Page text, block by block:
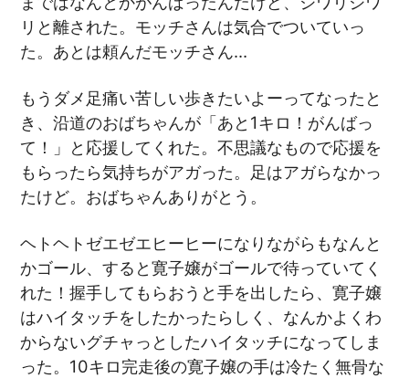
リと離された。モッチさんは気合でついていっ
た。あとは頼んだモッチさん…
もうダメ足痛い苦しい歩きたいよーってなったと
き、沿道のおばちゃんが「あと1キロ！がんばっ
て！」と応援してくれた。不思議なもので応援を
もらったら気持ちがアガった。足はアガらなかっ
たけど。おばちゃんありがとう。
ヘトヘトゼエゼエヒーヒーになりながらもなんと
かゴール、すると寛子嬢がゴールで待っていてく
れた！握手してもらおうと手を出したら、寛子嬢
はハイタッチをしたかったらしく、なんかよくわ
からないグチャっとしたハイタッチになってしま
った。10キロ完走後の寛子嬢の手は冷たく無骨な